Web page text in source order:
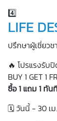
4️⃣
LIFE
ปรึกษาผู้เชี่ยว
🔥 โปรแรงรับ
BUY 1 GET 1
ซื้อ 1 แถม 1 ทั
🗓 วันนี้ - 30 เม